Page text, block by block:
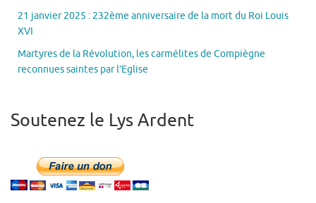
21 janvier 2025 : 232ème anniversaire de la mort du Roi Louis
XVI
Martyres de la Révolution, les carmélites de Compiègne
reconnues saintes par l’Eglise
Soutenez le Lys Ardent